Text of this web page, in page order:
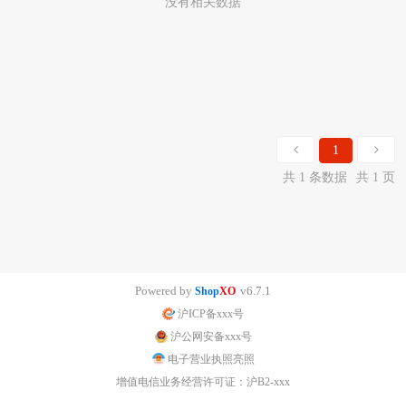
1
共 1 条数据
共 1 页
Powered by ShopXO v6.7.1
沪ICP备xxx号
沪公网安备xxx号
电子营业执照亮照
增值电信业务经营许可证：沪B2-xxx